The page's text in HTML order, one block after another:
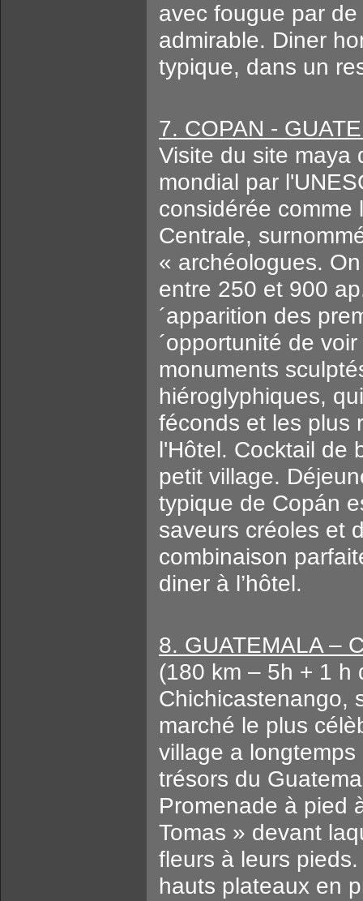
avec fougue par
admirable. Diner
typique, dans un
7. COPAN -
Visite du site maya
mondial par
considérée comme
Centrale,
« archéologues.
entre 250 et 900
´apparition des
´opportunité de
monuments
hiéroglyphiques,
féconds et les plus
l'Hôtel. Cocktail de
petit village.
typique de Copán
saveurs créoles et
combinaison
diner à l’hôtel.
8. GUATEMALA –
(180 km – 5h + 1 h
Chichicastenango,
marché le plus
village a longtemps
trésors du
Promenade à pied
Tomas » devant
fleurs à leurs
hauts plateaux en